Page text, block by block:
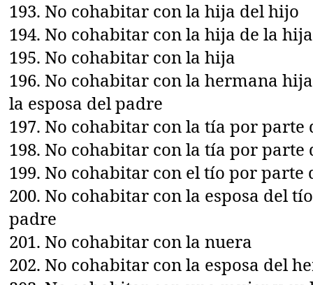
193. No cohabitar con la hija del hijo
194. No cohabitar con la hija de la hija
195. No cohabitar con la hija
196. No cohabitar con la hermana
la esposa del padre
197. No cohabitar con la tía por parte
198. No cohabitar con la tía por parte
199. No cohabitar con el tío por parte
200. No cohabitar con la esposa del
padre
201. No cohabitar con la nuera
202. No cohabitar con la esposa del